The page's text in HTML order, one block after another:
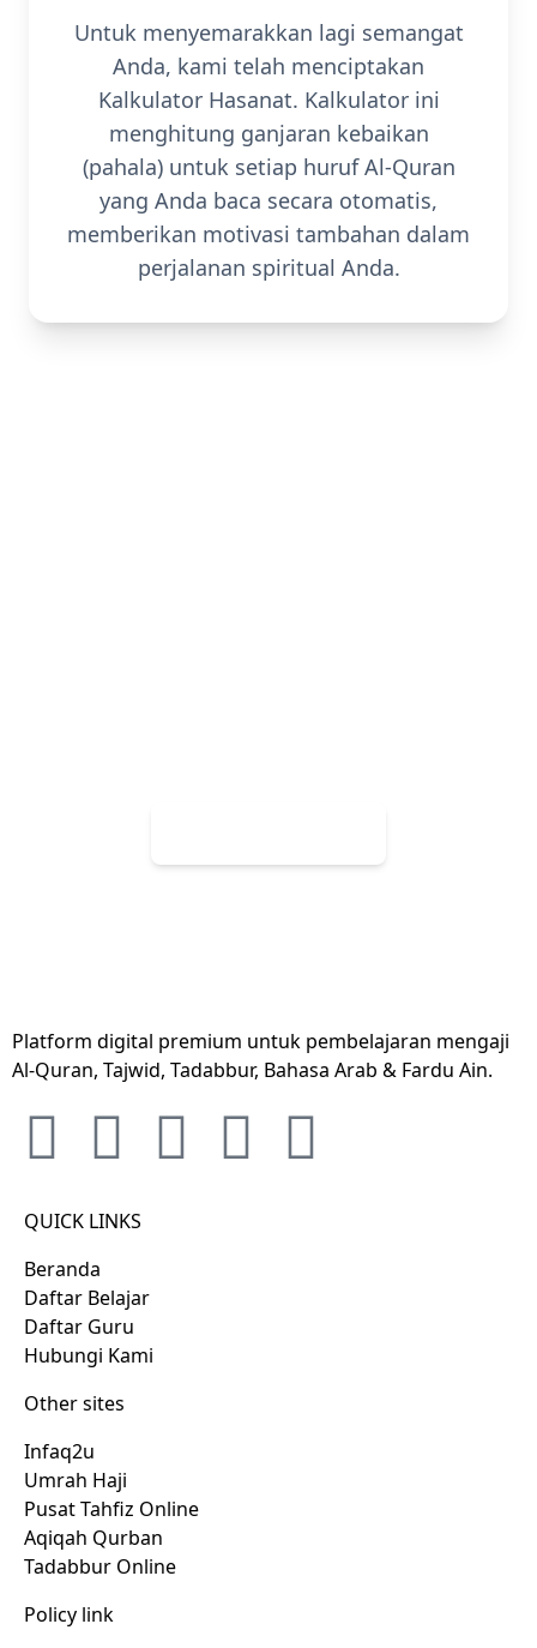
Untuk menyemarakkan lagi semangat
Anda, kami telah menciptakan
Kalkulator Hasanat. Kalkulator ini
menghitung ganjaran kebaikan
(pahala) untuk setiap huruf Al-Quran
yang Anda baca secara otomatis,
memberikan motivasi tambahan dalam
perjalanan spiritual Anda.
Platform digital premium untuk pembelajaran mengaji
Al-Quran, Tajwid, Tadabbur, Bahasa Arab & Fardu Ain.
QUICK LINKS
Beranda
Daftar Belajar
Daftar Guru
Hubungi Kami
Other sites
Infaq2u
Umrah Haji
Pusat Tahfiz Online
Aqiqah Qurban
Tadabbur Online
Policy link